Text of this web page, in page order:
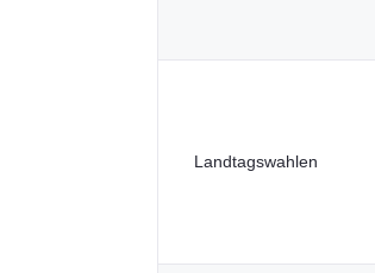
Landtagswahlen